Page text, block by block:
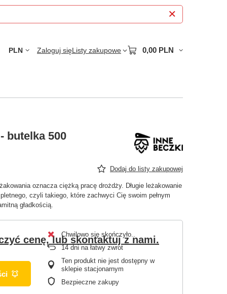
PLN Zaloguj sięListy zakupowe 0,00 PLN
butelka 500
Dodaj do listy zakupowej
oznacza ciężką pracę drożdży. Długie leżakowanie
czyli takiego, które zachwyci Cię swoim pełnym
gładkością.
cenę, lub skontaktuj z nami.
Chwilowo się skończyło.
14 dni na łatwy zwrot
Ten produkt nie jest dostępny w
sklepie stacjonarnym
Bezpieczne zakupy